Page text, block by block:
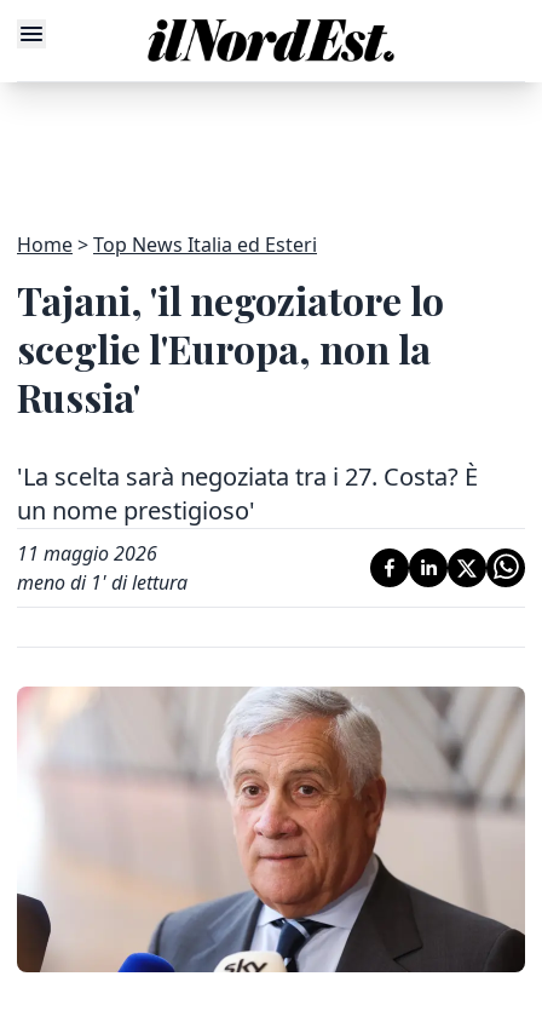
Home Top News Italia ed Esteri
Tajani, 'il negoziatore lo
sceglie l'Europa, non la
Russia'
'La scelta sarà negoziata tra i 27. Costa? È
un nome prestigioso'
11 maggio 2026
meno di 1' di lettura